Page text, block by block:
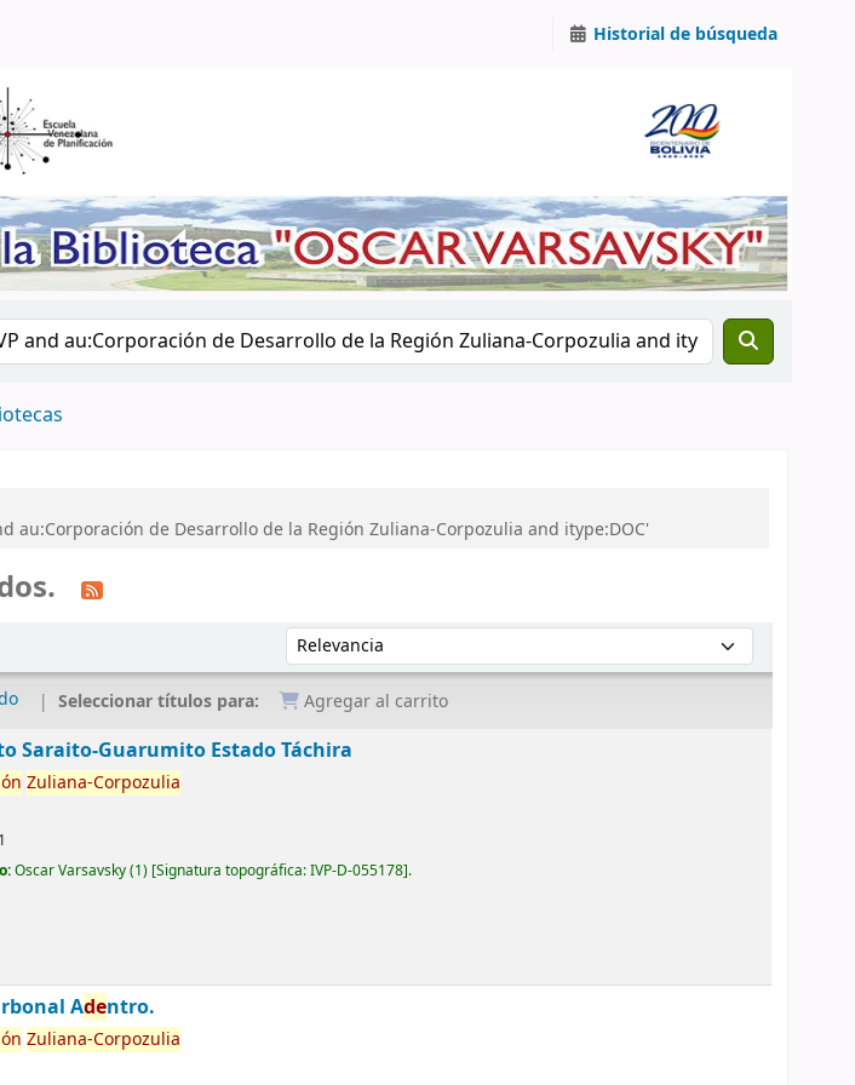
Historial de búsqueda
au:Corporación de Desarrollo de la Región Zuliana-Corpozulia and itype:DOC'
Ordenar por:
Seleccionar títulos para: Agregar al carrito
Saraito-Guarumito Estado Táchira
Zuliana-Corpozulia
Oscar Varsavsky(1) Signatura topográfica:IVP-D-055178 .
Adentro.
Zuliana-Corpozulia